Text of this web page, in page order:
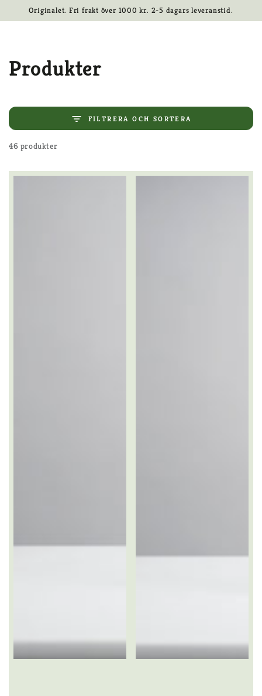
HOPPA TILL
INNEHÅLLET
Originalet. Fri frakt över 1000 kr. 2-5 dagars leveranstid.
Samling:
Produkter
FILTRERA OCH SORTERA
46 produkter